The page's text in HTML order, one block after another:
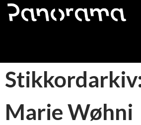
Søk
HOPP
Marie Wøhni